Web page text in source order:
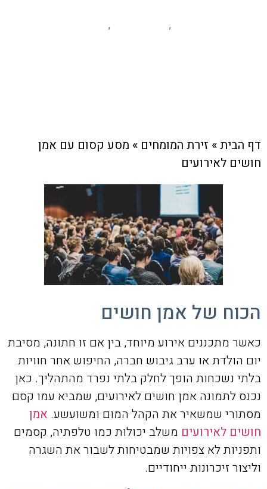
,
,
דף הבית» זירת המומחים » מסע קסום עם אמן
חושים לאירועים
הכוח של אמן חושים
כאשר מתכננים אירוע מיוחד, בין אם זו חתונה, מסיבת
יום הולדת או ערב גיבוש חברה, החיפוש אחר חוויות
בלתי נשכחות הופך לחלק בלתי נפרד מהתהליך. כאן
נכנס לתמונה אמן חושים לאירועים, שמביא עמו קסם
מסתורי שמשאיר את הקהל המום ומשועשע. אמן
חושים לאירועים משלב יכולות כמו טלפתיה, קסמים
ותפניות לא צפויות שמבטיחות לשבור את השגרה
וליצור זיכרונות ייחודיים.